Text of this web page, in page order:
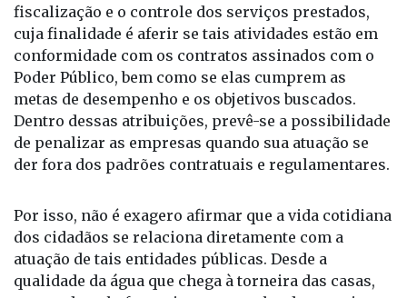
fiscalização e o controle dos serviços prestados,
cuja finalidade é aferir se tais atividades estão em
conformidade com os contratos assinados com o
Poder Público, bem como se elas cumprem as
metas de desempenho e os objetivos buscados.
Dentro dessas atribuições, prevê-se a possibilidade
de penalizar as empresas quando sua atuação se
der fora dos padrões contratuais e regulamentares.
Por isso, não é exagero afirmar que a vida cotidiana
dos cidadãos se relaciona diretamente com a
atuação de tais entidades públicas. Desde a
qualidade da água que chega à torneira das casas,